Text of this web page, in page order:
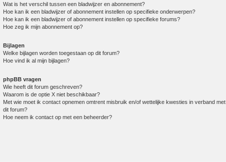
Wat is het verschil tussen een bladwijzer en abonnement?
Hoe kan ik een bladwijzer of abonnement instellen op specifieke onderwerpen?
Hoe kan ik een bladwijzer of abonnement instellen op specifieke forums?
Hoe zeg ik mijn abonnement op?
Bijlagen
Welke bijlagen worden toegestaan op dit forum?
Hoe vind ik al mijn bijlagen?
phpBB vragen
Wie heeft dit forum geschreven?
Waarom is de optie X niet beschikbaar?
Met wie moet ik contact opnemen omtrent misbruik en/of wettelijke kwesties in verband met
dit forum?
Hoe neem ik contact op met een beheerder?